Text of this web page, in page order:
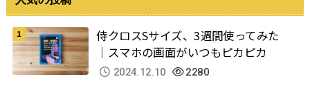
侍クロスSサイズ、3週間使ってみた
｜スマホの画面がいつもピカピカ
2024.12.10 2280